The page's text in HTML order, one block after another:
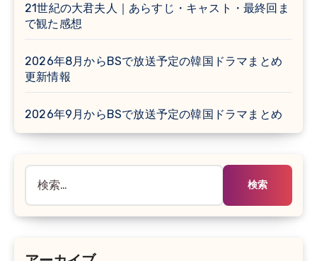
21世紀の大君夫人｜あらすじ・キャスト・最終回ま
で観た感想
2026年8月からBSで放送予定の韓国ドラマまとめ
更新情報
2026年9月からBSで放送予定の韓国ドラマまとめ